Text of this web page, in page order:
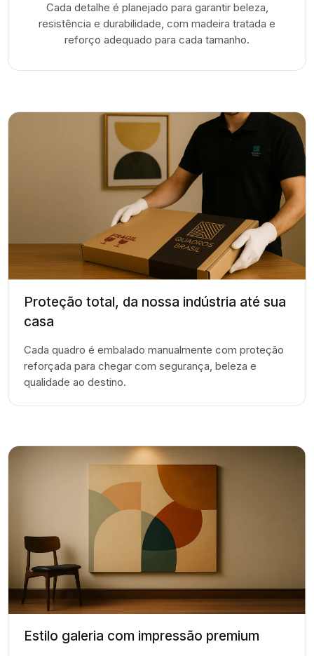
Cada detalhe é planejado para garantir beleza,
resistência e durabilidade, com madeira tratada e
reforço adequado para cada tamanho.
Proteção total, da nossa indústria até sua
casa
Cada quadro é embalado manualmente com proteção
reforçada para chegar com segurança, beleza e
qualidade ao destino.
Estilo galeria com impressão premium